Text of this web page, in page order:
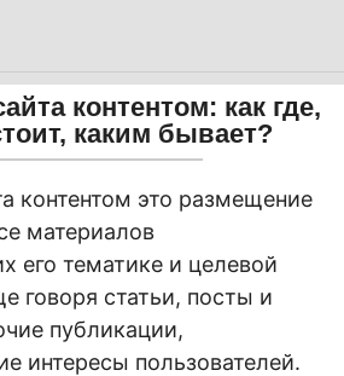
контентом: как где,
каким бывает?
контентом это размещение
материалов
его тематике и целевой
говоря статьи, посты и
публикации,
интересы пользователей.